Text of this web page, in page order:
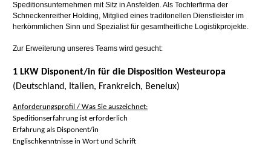
Speditionsunternehmen mit Sitz in Ansfelden. Als Tochterfirma der
Schneckenreither Holding, Mitglied eines traditonellen Dienstleister im
herkömmlichen Sinn und Spezialist für gesamtheitliche Logistikprojekte.
Zur Erweiterung unseres Teams wird gesucht:
1 LKW Disponent/in für die Disposition Westeuropa
(Deutschland, Italien, Frankreich, Benelux)
Anforderungsprofil / Was Sie auszeichnet:
Speditionserfahrung ist erforderlich
Erfahrung als Disponent/in
Englischkenntnisse in Wort und Schrift